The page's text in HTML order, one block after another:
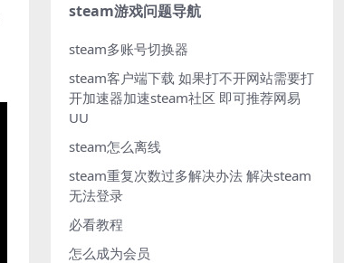
steam游戏问题导航
steam多账号切换器
steam客户端下载 如果打不开网站需要打
开加速器加速steam社区 即可推荐网易
UU
steam怎么离线
steam重复次数过多解决办法 解决steam
无法登录
必看教程
怎么成为会员